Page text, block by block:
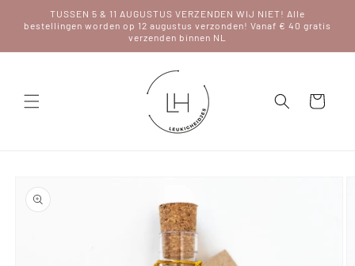
naar de
content
TUSSEN 5 & 11 AUGUSTUS VERZENDEN WIJ NIET! Alle
bestellingen worden op 12 augustus verzonden! Vanaf € 40 gratis
verzenden binnen NL
Winkelwagen